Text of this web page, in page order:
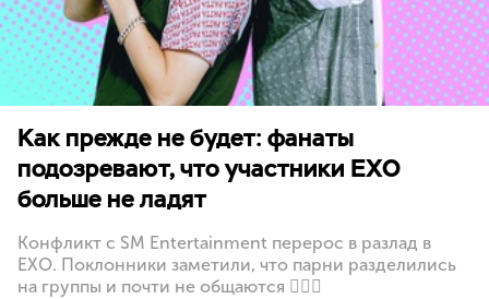
Как прежде не будет: фанаты
подозревают, что участники EXO
больше не ладят
Конфликт с SM Entertainment перерос в разлад в
EXO. Поклонники заметили, что парни разделились
на группы и почти не общаются 🤷🏻‍♀️